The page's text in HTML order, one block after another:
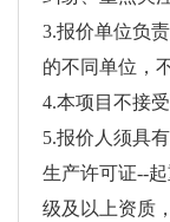
3.报价单位负
的不同单位，
4.本项目不接
5.报价人须具
生产许可证--
级及以上资质